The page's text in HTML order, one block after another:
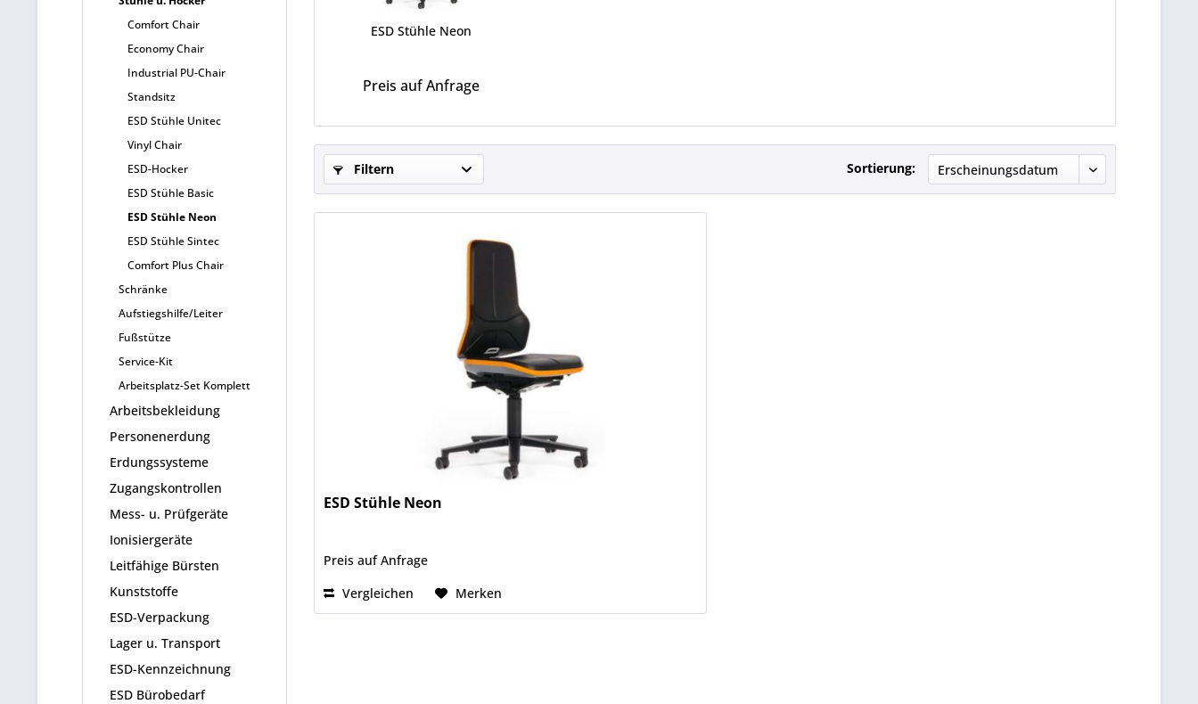
Comfort Chair
Economy Chair
Industrial PU-Chair
Standsitz
ESD Stühle Unitec
Vinyl Chair
ESD-Hocker
ESD Stühle Basic
ESD Stühle Neon
ESD Stühle Sintec
Comfort Plus Chair
Schränke
Aufstiegshilfe/Leiter
Fußstütze
Service-Kit
Arbeitsplatz-Set Komplett
Arbeitsbekleidung
Personenerdung
Erdungssysteme
Zugangskontrollen
Mess- u. Prüfgeräte
Ionisiergeräte
Leitfähige Bürsten
Kunststoffe
ESD-Verpackung
Lager u. Transport
ESD-Kennzeichnung
ESD Bürobedarf
ESD Stühle Neon
Preis auf Anfrage
Filtern Sortierung:
ESD Stühle Neon
Preis auf Anfrage
Vergleichen
Merken